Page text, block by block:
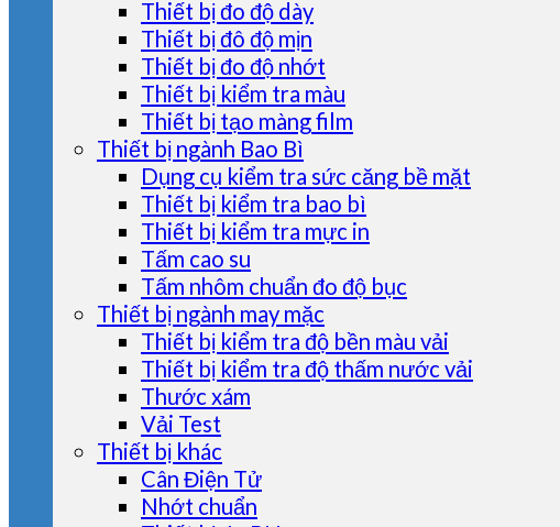
Thiết bị đo độ dày
Thiết bị đô độ mịn
Thiết bị đo độ nhớt
Thiết bị kiểm tra màu
Thiết bị tạo màng film
Thiết bị ngành Bao Bì
Dụng cụ kiểm tra sức căng bề mặt
Thiết bị kiểm tra bao bì
Thiết bị kiểm tra mực in
Tấm cao su
Tấm nhôm chuẩn đo độ bục
Thiết bị ngành may mặc
Thiết bị kiểm tra độ bền màu vải
Thiết bị kiểm tra độ thấm nước vải
Thước xám
Vải Test
Thiết bị khác
Cân Điện Tử
Nhớt chuẩn